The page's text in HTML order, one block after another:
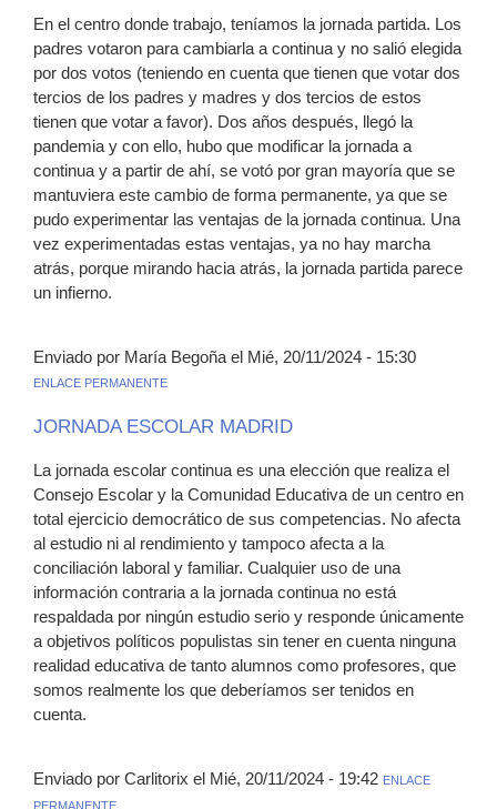
En el centro donde trabajo, teníamos la jornada partida. Los
padres votaron para cambiarla a continua y no salió elegida
por dos votos (teniendo en cuenta que tienen que votar dos
tercios de los padres y madres y dos tercios de estos
tienen que votar a favor). Dos años después, llegó la
pandemia y con ello, hubo que modificar la jornada a
continua y a partir de ahí, se votó por gran mayoría que se
mantuviera este cambio de forma permanente, ya que se
pudo experimentar las ventajas de la jornada continua. Una
vez experimentadas estas ventajas, ya no hay marcha
atrás, porque mirando hacia atrás, la jornada partida parece
un infierno.
Enviado por María Begoña el Mié, 20/11/2024 - 15:30
ENLACE PERMANENTE
JORNADA ESCOLAR MADRID
La jornada escolar continua es una elección que realiza el
Consejo Escolar y la Comunidad Educativa de un centro en
total ejercicio democrático de sus competencias. No afecta
al estudio ni al rendimiento y tampoco afecta a la
conciliación laboral y familiar. Cualquier uso de una
información contraria a la jornada continua no está
respaldada por ningún estudio serio y responde únicamente
a objetivos políticos populistas sin tener en cuenta ninguna
realidad educativa de tanto alumnos como profesores, que
somos realmente los que deberíamos ser tenidos en
cuenta.
Enviado por Carlitorix el Mié, 20/11/2024 - 19:42 ENLACE
PERMANENTE